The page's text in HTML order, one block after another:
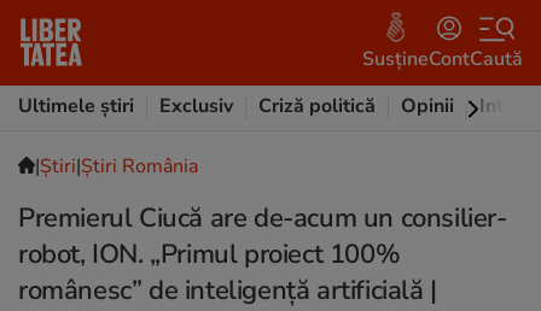
SusțineContCaută
Ultimele știri
Exclusiv Criză politică Opinii
|Ştiri|Știri România
Premierul Ciucă are de-acum un consilier-
robot, ION. „Primul proiect 100%
românesc” de inteligență artificială |